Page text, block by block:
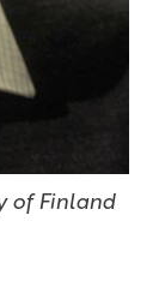
of Finland